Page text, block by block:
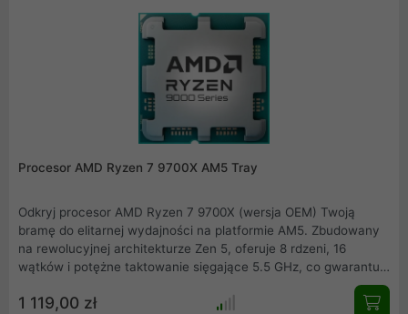
entuzjasty cyfrowej rozrywki i profesjonalnego gamingu.
Procesor AMD Ryzen 7 9700X AM5 Tray
Odkryj procesor AMD Ryzen 7 9700X (wersja OEM) Twoją
bramę do elitarnej wydajności na platformie AM5. Zbudowany
na rewolucyjnej architekturze Zen 5, oferuje 8 rdzeni, 16
wątków i potężne taktowanie sięgające 5.5 GHz, co gwarantuje
absolutną dominację w najnowszych grach i profesjonalnych
programach dla twórców. Doświadcz mocy nowej generacji.
1 119,00 zł